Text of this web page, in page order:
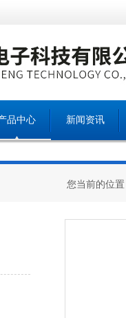
品中心 新闻资讯
您当前的位置